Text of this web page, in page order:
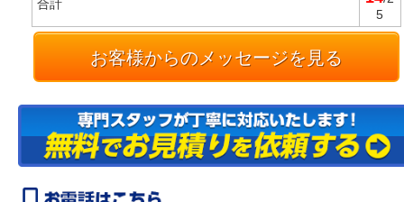
合計
5
お客様からのメッセージを見る